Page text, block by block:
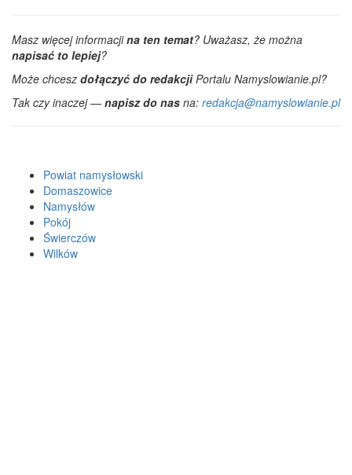
Masz więcej informacjina ten temat? Uważasz, że można
napisać to lepiej?
Może chcesz dołączyć do redakcjiPortalu Namyslowianie.pl?
Tak czy inaczej —napisz do nas na: redakcja@namyslowianie.pl
Powiat namysłowski
Domaszowice
Namysłów
Pokój
Świerczów
Wilków